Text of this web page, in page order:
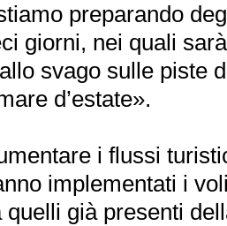
preparando
giorni, nei quali
svago sulle piste
d’estate».
i flussi
implementati i
quelli già presenti